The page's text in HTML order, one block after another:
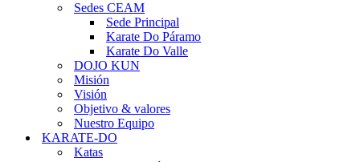
Sedes CEAM
Sede Principal
Karate Do Páramo
Karate Do Valle
DOJO KUN
Misión
Visión
Objetivo & valores
Nuestro Equipo
KARATE-DO
Katas